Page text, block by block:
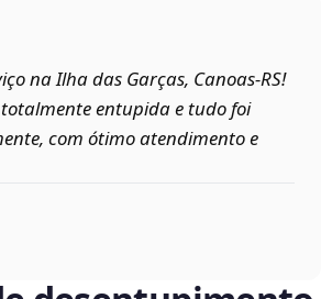
na Ilha das Garças, Canoas‑RS!
entupida e tudo foi
com ótimo atendimento e